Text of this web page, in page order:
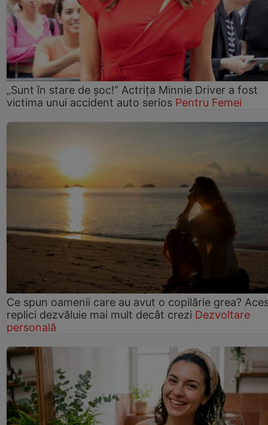
„Sunt în stare de șoc!” Actrița Minnie Driver a fost
victima unui accident auto serios Pentru Femei
Ce spun oamenii care au avut o copilărie grea?
replici dezvăluie mai mult decât crezi Dezvoltare
personală